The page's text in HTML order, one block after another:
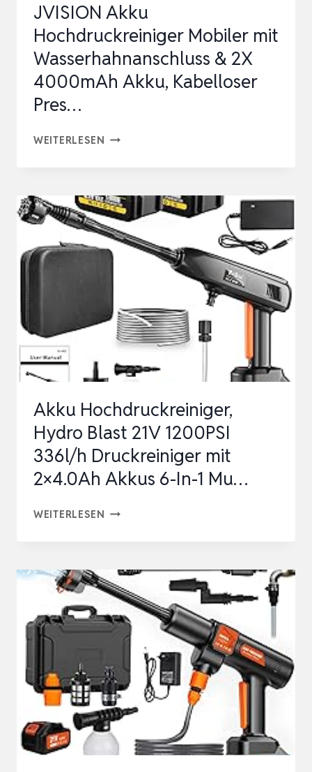
CHANGE
(18
V,
TELESKOPSTIEL,
JVISION Akku
Hochdruckreiniger Mobiler mit
Wasserhahnanschluss & 2X
4000mAh Akku, Kabelloser
Pres…
WEITERLESEN JVISION
MOBILER
MIT
WASSERHAHNANSCHLUSS
4000MAH
AKKU,
KABELLOSER
PRES…
Akku Hochdruckreiniger,
Hydro Blast 21V 1200PSI
336l/h Druckreiniger mit
2×4.0Ah Akkus 6-In-1 Mu…
WEITERLESEN AKKU
BLAST
21V
1200PSI
336L/H
DRUCKREINIGER
MIT
2×4.0AH
AKKUS
6-